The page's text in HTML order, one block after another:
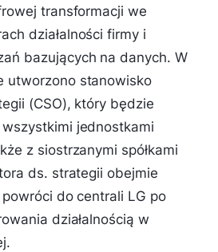
transformacji we
działalności firmy i
bazujących na danych. W
utworzono stanowisko
(CSO), który będzie
wszystkimi jednostkami
z siostrzanymi spółkami
ds. strategii obejmie
do centrali LG po
działalnością w